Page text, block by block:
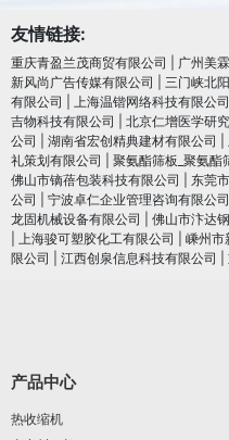
友情链接:
重庆青盈兰茂商贸有限公司 广州美
新风尚广告传媒有限公司
三门峡北
有限公司
上海温锴网络科技有限公司
吉物科技有限公司
北京仁增医学研
公司
湖南省宏创精典建材有限公司
礼策划有限公司
聚氨酯筛板_聚氨酯
佛山市镝蓓包装科技有限公司
东莞
公司
宁波卓仁企业管理咨询有限公司
龙固机械设备有限公司
佛山市汴达
上海骏可塑胶化工有限公司 嵊州市
限公司
江西创泉信息科技有限公司
产品中心
热收缩机